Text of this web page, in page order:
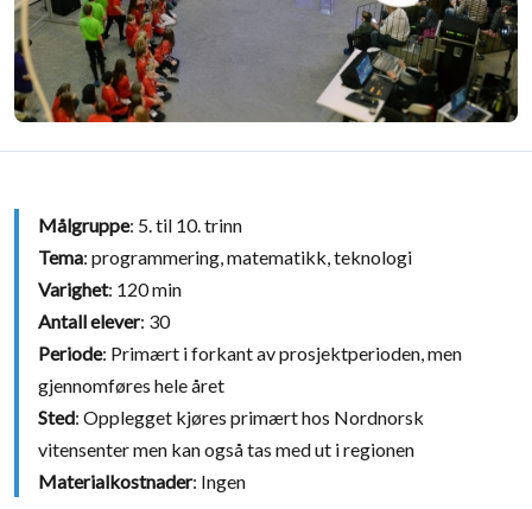
Målgruppe: 5. til 10. trinn
Tema: programmering, matematikk, teknologi
Varighet: 120 min
Antall elever: 30
Periode: Primært i forkant av prosjektperioden, men
gjennomføres hele året
Sted: Opplegget kjøres primært hos Nordnorsk
vitensenter men kan også tas med ut i regionen
Materialkostnader: Ingen